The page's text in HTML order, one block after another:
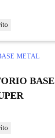
BASE